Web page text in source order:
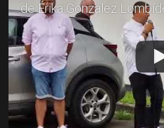
de Érika González